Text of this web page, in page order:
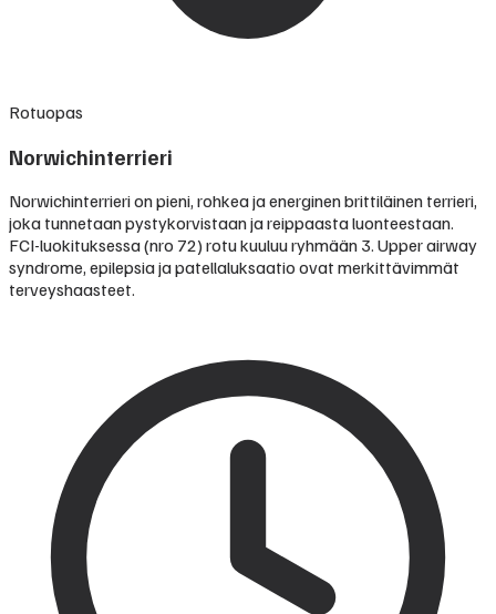
Rotuopas
Norwichinterrieri
Norwichinterrieri on pieni, rohkea ja energinen brittiläinen terrieri,
joka tunnetaan pystykorvistaan ja reippaasta luonteestaan.
FCI-luokituksessa (nro 72) rotu kuuluu ryhmään 3. Upper airway
syndrome, epilepsia ja patellaluksaatio ovat merkittävimmät
terveyshaasteet.